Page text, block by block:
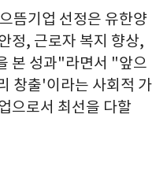
뜸기업 선정은 유한양
정, 근로자 복지 향상,
본 성과"라면서 "앞으
창출'이라는 사회적 가
으로서 최선을 다할